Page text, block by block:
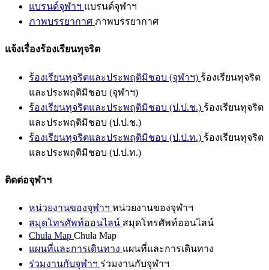
แบรนด์จุฬาฯ แบรนด์จุฬาฯ
ภาพบรรยากาศ ภาพบรรยากาศ
แจ้งเรื่องร้องเรียนทุจริต
ร้องเรียนทุจริตและประพฤติมิชอบ (จุฬาฯ) ร้องเรียนทุจริต
และประพฤติมิชอบ (จุฬาฯ)
ร้องเรียนทุจริตและประพฤติมิชอบ (ป.ป.ช.) ร้องเรียนทุจริต
และประพฤติมิชอบ (ป.ป.ช.)
ร้องเรียนทุจริตและประพฤติมิชอบ (ป.ป.ท.) ร้องเรียนทุจริต
และประพฤติมิชอบ (ป.ป.ท.)
ติดต่อจุฬาฯ
หน่วยงานของจุฬาฯ หน่วยงานของจุฬาฯ
สมุดโทรศัพท์ออนไลน์ สมุดโทรศัพท์ออนไลน์
Chula Map Chula Map
แผนที่และการเดินทาง แผนที่และการเดินทาง
ร่วมงานกับจุฬาฯ ร่วมงานกับจุฬาฯ